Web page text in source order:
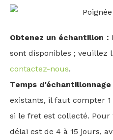
Obtenez un échantillon：
sont disponibles ; veuillez
contactez-nous.
Temps d'échantillonnage
existants, il faut compter
si le fret est collecté. Pour
délai est de 4 à 15 jours,